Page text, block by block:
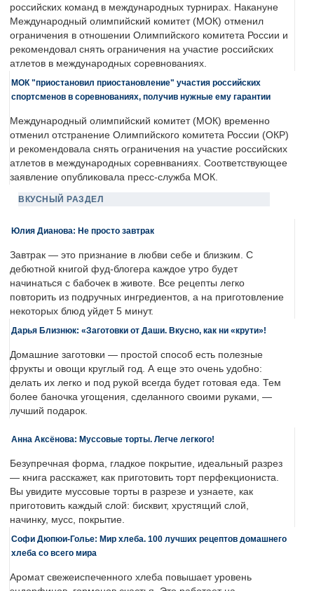
российских команд в международных турнирах. Накануне
Международный олимпийский комитет (МОК) отменил
ограничения в отношении Олимпийского комитета России и
рекомендовал снять ограничения на участие российских
атлетов в международных соревнованиях.
МОК "приостановил приостановление" участия российских
спортсменов в соревнованиях, получив нужные ему гарантии
Международный олимпийский комитет (МОК) временно
отменил отстранение Олимпийского комитета России (ОКР)
и рекомендовала снять ограничения на участие российских
атлетов в международных соревнваниях. Соответствующее
заявление опубликовала пресс-служба МОК.
ВКУСНЫЙ РАЗДЕЛ
Юлия Дианова: Не просто завтрак
Завтрак — это признание в любви себе и близким. С
дебютной книгой фуд-блогера каждое утро будет
начинаться с бабочек в животе. Все рецепты легко
повторить из подручных ингредиентов, а на приготовление
некоторых блюд уйдет 5 минут.
Дарья Близнюк: «Заготовки от Даши. Вкусно, как ни «крути»!
Домашние заготовки — простой способ есть полезные
фрукты и овощи круглый год. А еще это очень удобно:
делать их легко и под рукой всегда будет готовая еда. Тем
более баночка угощения, сделанного своими руками, —
лучший подарок.
Анна Аксёнова: Муссовые торты. Легче легкого!
Безупречная форма, гладкое покрытие, идеальный разрез
— книга расскажет, как приготовить торт перфекциониста.
Вы увидите муссовые торты в разрезе и узнаете, как
приготовить каждый слой: бисквит, хрустящий слой,
начинку, мусс, покрытие.
Софи Дюпюи-Голье: Мир хлеба. 100 лучших рецептов домашнего
хлеба со всего мира
Аромат свежеиспеченного хлеба повышает уровень